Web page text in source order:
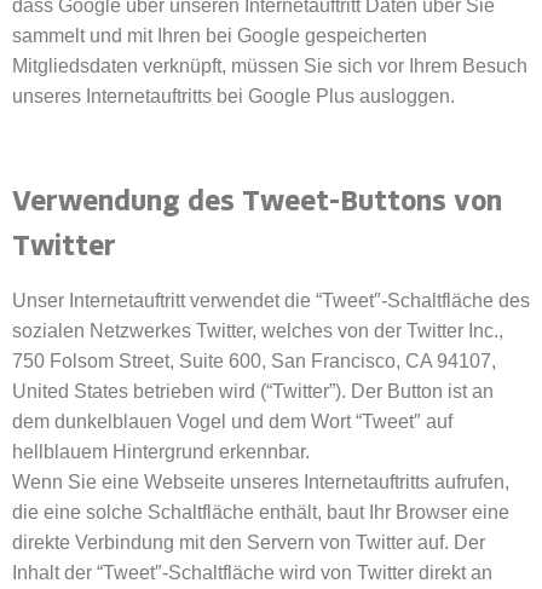
dass Google über unseren Internetauftritt Daten über Sie
sammelt und mit Ihren bei Google gespeicherten
Mitgliedsdaten verknüpft, müssen Sie sich vor Ihrem Besuch
unseres Internetauftritts bei Google Plus ausloggen.
Verwendung des Tweet-Buttons von
Twitter
Unser Internetauftritt verwendet die “Tweet″-Schaltfläche des
sozialen Netzwerkes Twitter, welches von der Twitter Inc.,
750 Folsom Street, Suite 600, San Francisco, CA 94107,
United States betrieben wird (“Twitter”). Der Button ist an
dem dunkelblauen Vogel und dem Wort “Tweet″ auf
hellblauem Hintergrund erkennbar.
Wenn Sie eine Webseite unseres Internetauftritts aufrufen,
die eine solche Schaltfläche enthält, baut Ihr Browser eine
direkte Verbindung mit den Servern von Twitter auf. Der
Inhalt der “Tweet″-Schaltfläche wird von Twitter direkt an